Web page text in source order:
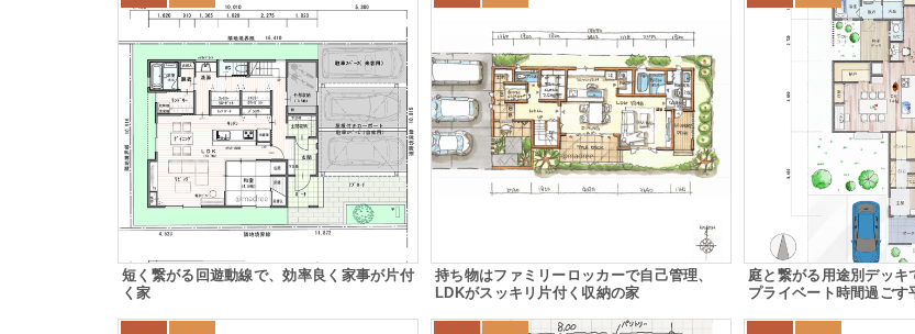
短く繋がる回遊動線で、効率良く家事が片付
く家
持ち物はファミリーロッカーで自己管理、
LDKがスッキリ片付く収納の家
庭と繋がる用途別デッキ
プライベート時間過ごす